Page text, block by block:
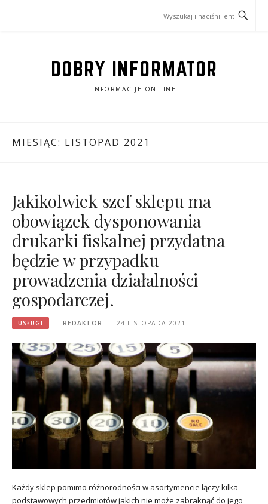
DOBRY INFORMATOR
INFORMACIJE ON-LINE
MIESIĄC: LISTOPAD 2021
Jakikolwiek szef sklepu ma
obowiązek dysponowania
drukarki fiskalnej przydatna
będzie w przypadku
prowadzenia działalności
gospodarczej.
USŁUGI REDAKTOR 24 LISTOPADA 2021
Każdy sklep pomimo różnorodności w asortymencie łączy kilka
podstawowych przedmiotów jakich nie może zabraknąć do jego